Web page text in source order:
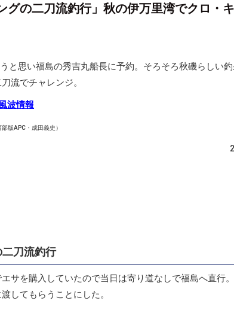
グの二刀流釣行」秋の伊万里湾でクロ・
と思い福島の秀吉丸船長に予約。そろそろ秋磯らしい
流でチャレンジ。
波情報
版APC・成田義史）
刀流釣行
サを購入していたので当日は寄り道なしで福島へ直行
してもらうことにした。